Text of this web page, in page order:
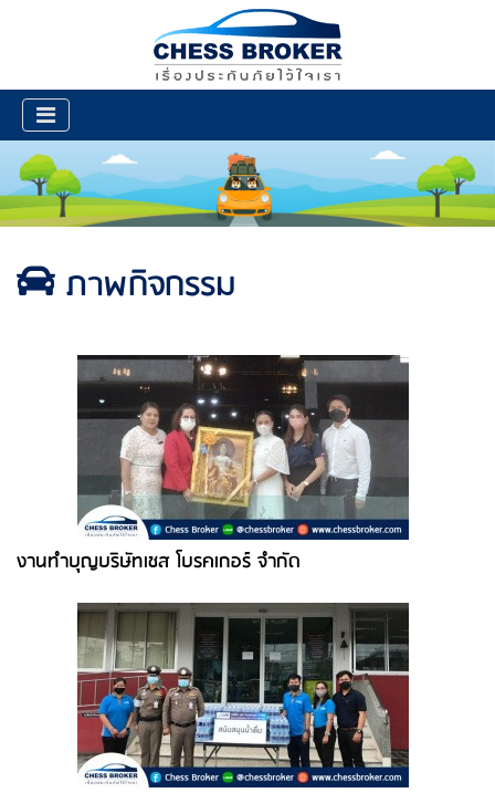
ภาพกิจกรรม
งานทำบุญบริษัทเชส โบรคเกอร์ จำกัด